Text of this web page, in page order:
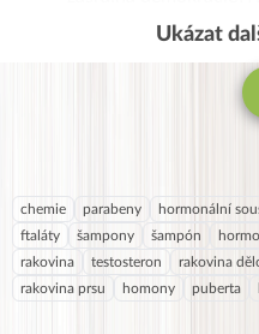
Ukázat
chemie parabeny hormonální
ftaláty
šampony šampón
rakovina
testosteron rakovina
rakovina prsu
homony puberta